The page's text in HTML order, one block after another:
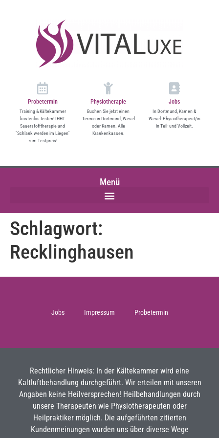
Probetermin
Training & Kältekammer
kostenlos testen! IHHT
Sauerstofftherapie und
"Schlank werden im Liegen"
zum Testpreis!
Physiotherapie
Buchen Sie jetzt einen
Termin in Dortmund, Wesel
oder Kamen. Alle
Krankenkassen.
Jobs
In Dortmund, Kamen &
Wesel: Physiotherapeut/in
in Teil- und Vollzeit.
Menü
Schlagwort:
Recklinghausen
Jobs Impressum Probetermin
Rechtlicher Hinweis: In der Kältekammer wird eine
Kaltluftbehandlung durchgeführt. Wir erteilen mit unseren
Angaben keine Heilversprechen! Heilbehandlungen durch
unsere Therapeuten wie Physiotherapeuten oder
Heilpraktiker möglich. Die aufgeführten zitierten
Kundenmeinungen wurden uns über diverse Wege